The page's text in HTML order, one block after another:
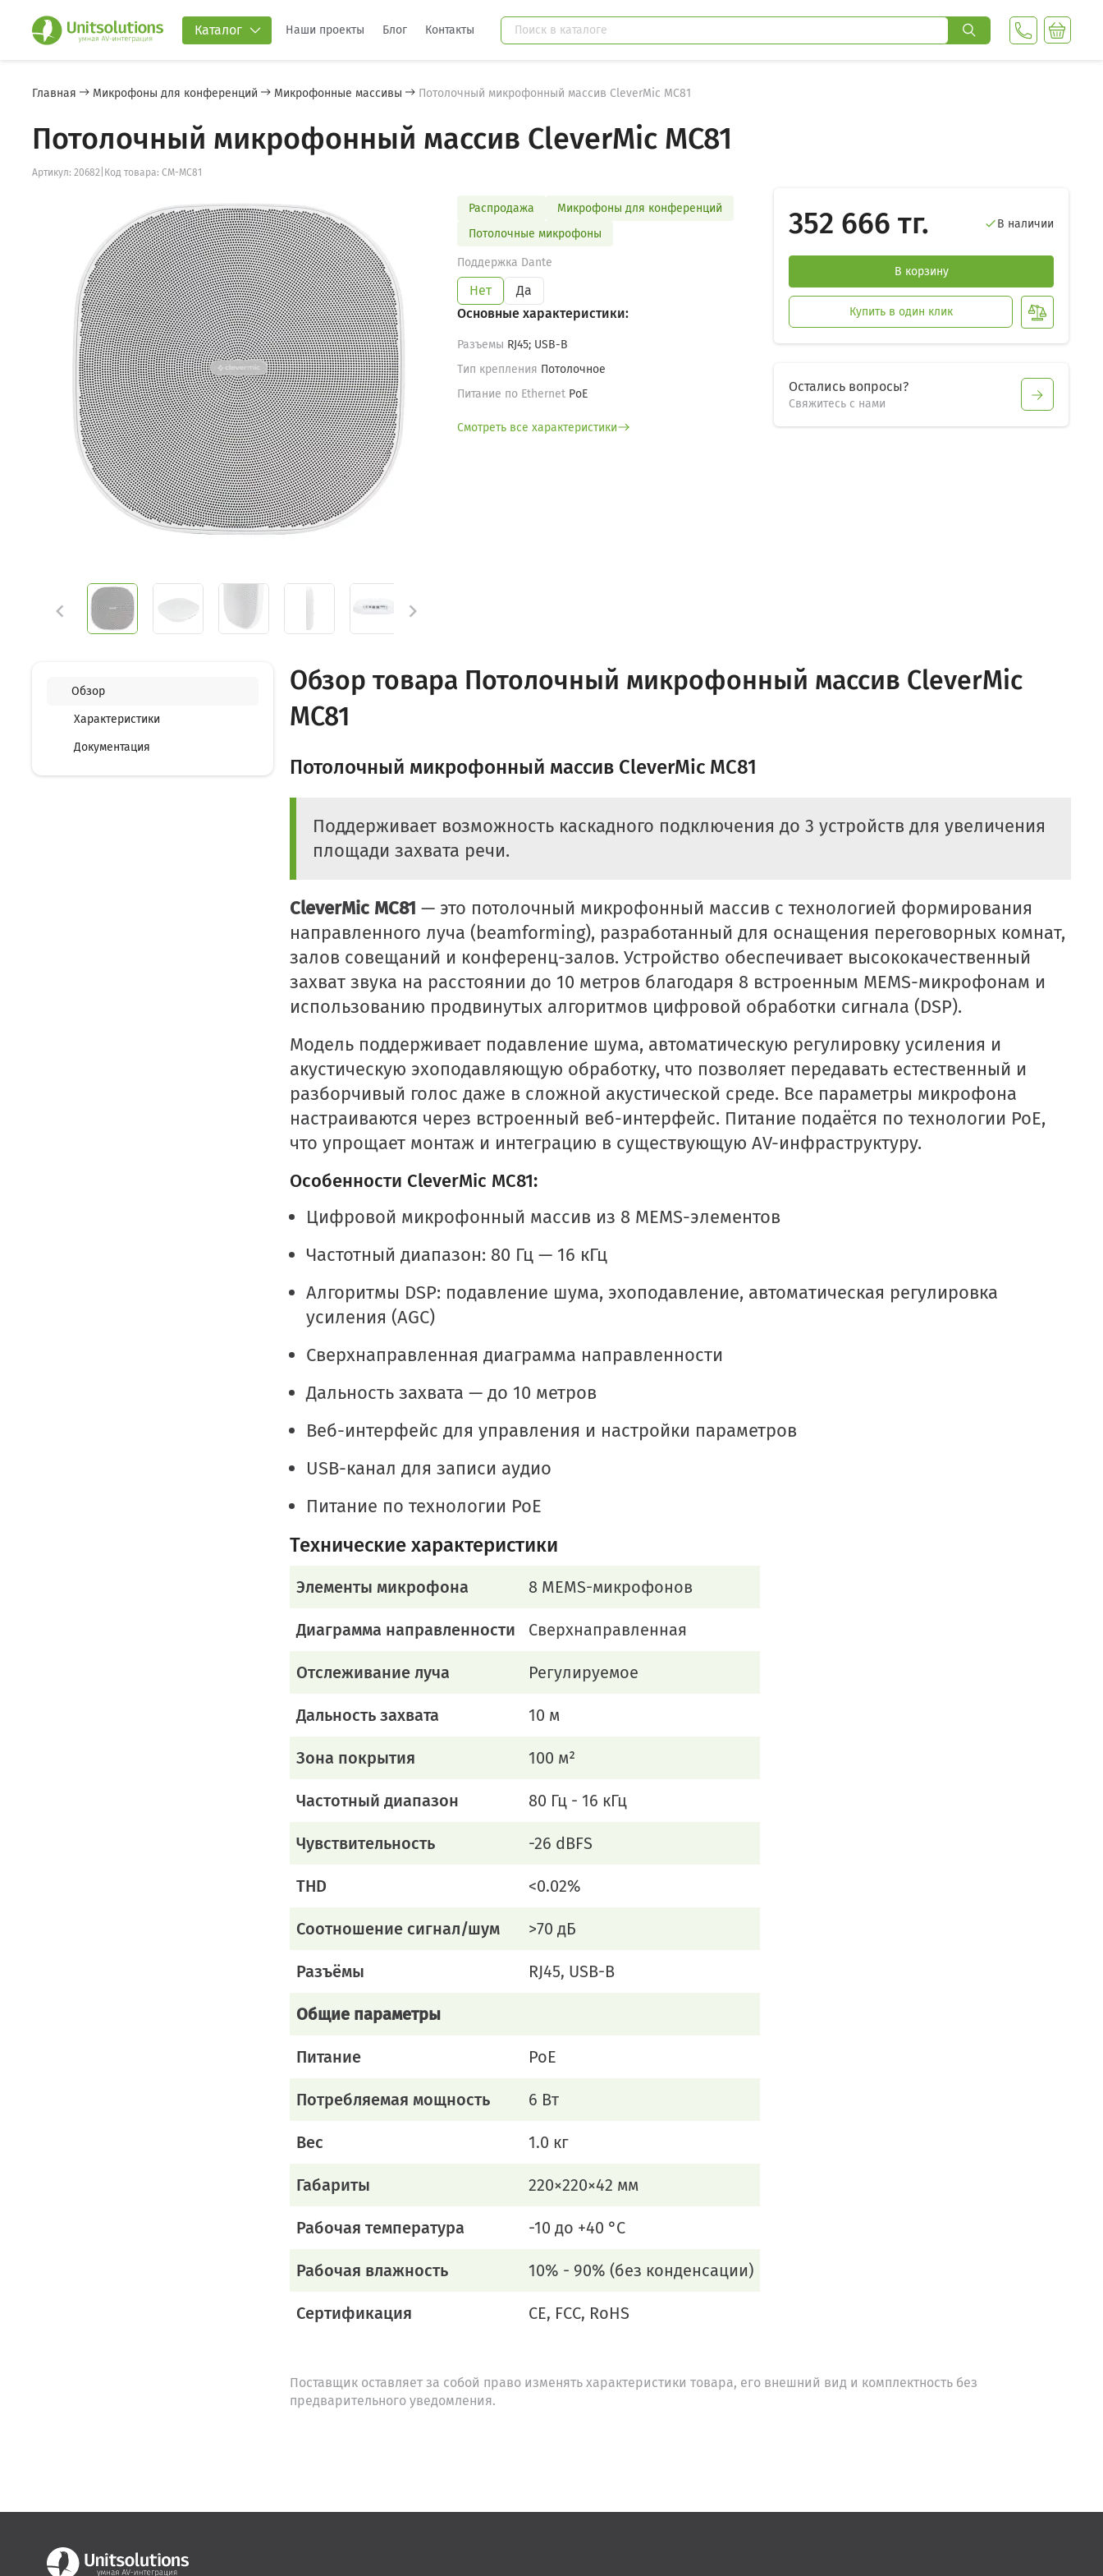
Каталог Наши проекты Блог Контакты
Главная Микрофоны для конференций Микрофонные массивы Потолочный микрофонный массив CleverMic MC81
Потолочный микрофонный массив CleverMic MC81
Артикул: 20682 Код товара: CM-MC81
 
Распродажа
Микрофоны для конференций
Потолочные микрофоны
Поддержка Dante
Нет
Да
Основные характеристики:
Разъемы RJ45; USB-B
Тип крепления Потолочное
Питание по Ethernet PoE
Смотреть все характеристики
352 666 тг. В наличии
В корзину
Купить в один клик
Остались вопросы?
Свяжитесь с нами
Обзор
Характеристики
Документация
Обзор товара Потолочный микрофонный массив CleverMic
MC81
Потолочный микрофонный массив CleverMic MC81
Поддерживает возможность каскадного подключения до 3 устройств для увеличения
площади захвата речи.
CleverMic MC81 — это потолочный микрофонный массив с технологией формирования
направленного луча (beamforming), разработанный для оснащения переговорных комнат,
залов совещаний и конференц-залов. Устройство обеспечивает высококачественный
захват звука на расстоянии до 10 метров благодаря 8 встроенным MEMS-микрофонам и
использованию продвинутых алгоритмов цифровой обработки сигнала (DSP).
Модель поддерживает подавление шума, автоматическую регулировку усиления и
акустическую эхоподавляющую обработку, что позволяет передавать естественный и
разборчивый голос даже в сложной акустической среде. Все параметры микрофона
настраиваются через встроенный веб-интерфейс. Питание подаётся по технологии PoE,
что упрощает монтаж и интеграцию в существующую AV-инфраструктуру.
Особенности CleverMic MC81:
Цифровой микрофонный массив из 8 MEMS-элементов
Частотный диапазон: 80 Гц — 16 кГц
Алгоритмы DSP: подавление шума, эхоподавление, автоматическая регулировка
усиления (AGC)
Сверхнаправленная диаграмма направленности
Дальность захвата — до 10 метров
Веб-интерфейс для управления и настройки параметров
USB-канал для записи аудио
Питание по технологии PoE
Технические характеристики
Элементы микрофона 8 MEMS-микрофонов
Диаграмма направленности Сверхнаправленная
Отслеживание луча Регулируемое
Дальность захвата 10 м
Зона покрытия 100 м²
Частотный диапазон 80 Гц - 16 кГц
Чувствительность -26 dBFS
THD <0.02%
Соотношение сигнал/шум >70 дБ
Разъёмы RJ45, USB-B
Общие параметры
Питание PoE
Потребляемая мощность 6 Вт
Вес 1.0 кг
Габариты 220×220×42 мм
Рабочая температура -10 до +40 °C
Рабочая влажность 10% - 90% (без конденсации)
Сертификация CE, FCC, RoHS
Поставщик оставляет за собой право изменять характеристики товара, его внешний вид и комплектность без
предварительного уведомления.